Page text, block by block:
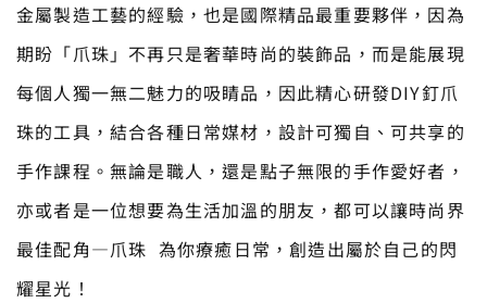
金屬製造工藝的經驗，也是國際精品最重要夥伴，因為
期盼「爪珠」不再只是奢華時尚的裝飾品，而是能展現
每個人獨一無二魅力的吸睛品，因此精心研發DIY釘爪
珠的工具，結合各種日常媒材，設計可獨自、可共享的
手作課程。無論是職人，還是點子無限的手作愛好者，
亦或者是一位想要為生活加溫的朋友，都可以讓時尚界
最佳配角—爪珠 為你療癒日常，創造出屬於自己的閃
耀星光！